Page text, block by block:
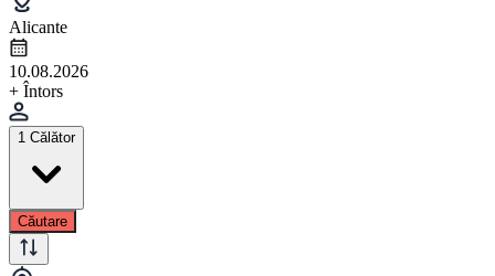
Alicante
10.08.2026
+ Întors
1 Călător
Căutare